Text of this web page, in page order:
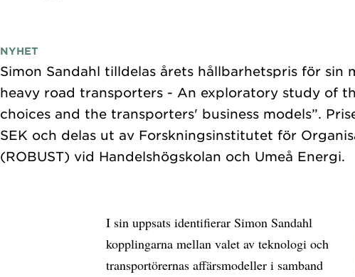
NYHET
Simon Sandahl tilldelas årets hållbarhetspris för sin
heavy road transporters - An exploratory study of
choices and the transporters' business models”.
SEK och delas ut av Forskningsinstitutet för
I sin uppsats identifierar Simon Sandahl
kopplingarna mellan valet av teknologi och
transportörernas affärsmodeller i samband